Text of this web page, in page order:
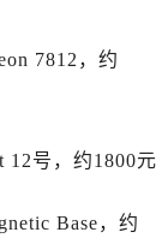
陕西省西安市碑林区南关正街88号华侨城长安国际中心E座6楼10室劳力士售后服务中心（需提前预约）
台州市椒江区东海大道1800号腾达中心东1幢20楼2002室劳力士售后服务中心（需提前预约）
兰州市七里河区西津西路16号兰州中心写字楼21层2102室劳力士售后服务中心（需提前预约）
7812，约
12号，约1800元
Base，约